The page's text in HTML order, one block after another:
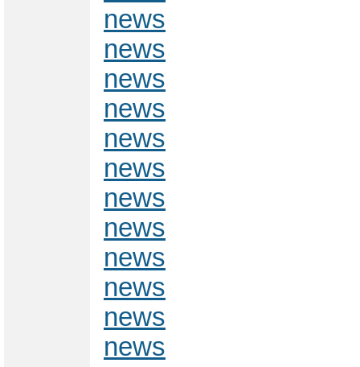
news
news
news
news
news
news
news
news
news
news
news
news